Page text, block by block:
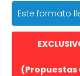
Este formato